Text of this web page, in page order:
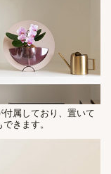
付属しており、置いて
きます。